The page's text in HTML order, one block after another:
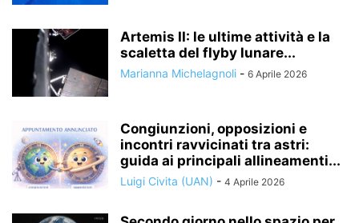
Artemis II: le ultime attività e la
scaletta del flyby lunare...
Marianna Michelagnoli - 6 Aprile 2026
Congiunzioni, opposizioni e
incontri ravvicinati tra astri:
guida ai principali allineamenti...
Luigi Civita (UAN) - 4 Aprile 2026